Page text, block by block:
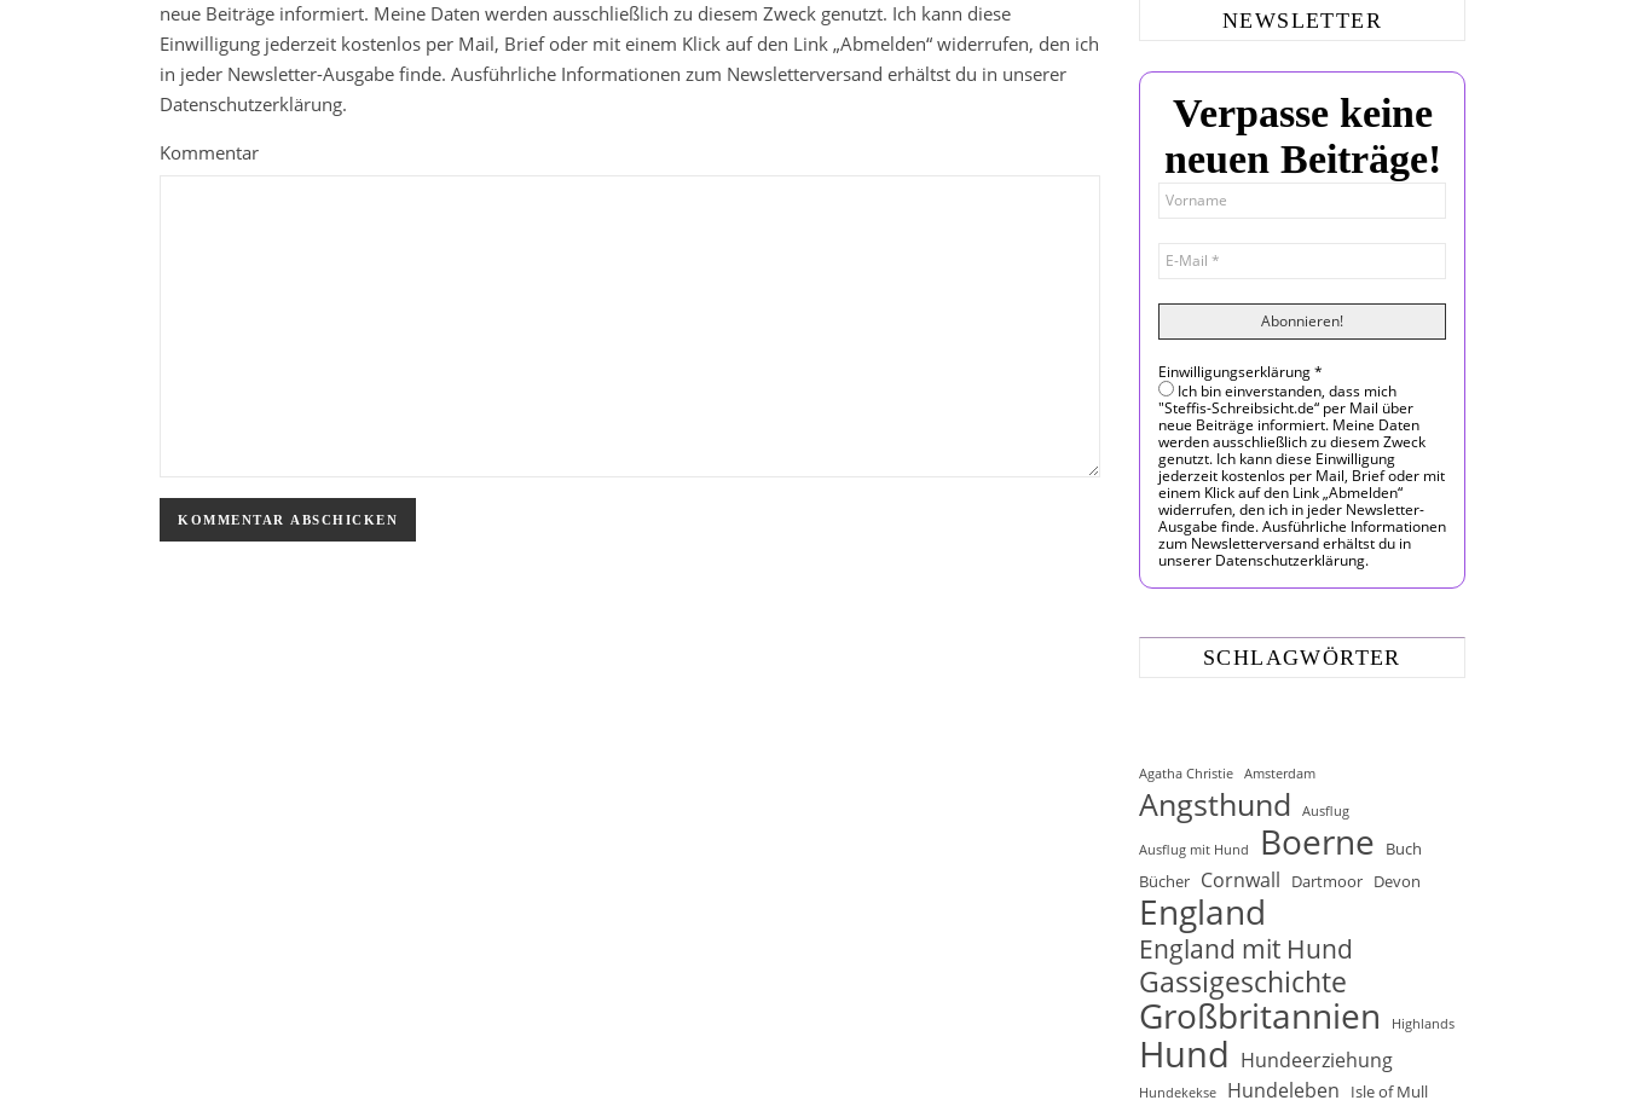
neue Beiträge informiert. Meine Daten werden ausschließlich zu diesem Zweck genutzt. Ich kann diese
Einwilligung jederzeit kostenlos per Mail, Brief oder mit einem Klick auf den Link „Abmelden“ widerrufen, den ich
in jeder Newsletter-Ausgabe finde. Ausführliche Informationen zum Newsletterversand erhältst du in unserer
Datenschutzerklärung.
Kommentar
NEWSLETTER
Verpasse keine
neuen Beiträge!
Einwilligungserklärung*
Ich bin einverstanden, dass mich
"Steffis-Schreibsicht.de“ per Mail über
neue Beiträge informiert. Meine Daten
werden ausschließlich zu diesem Zweck
genutzt. Ich kann diese Einwilligung
jederzeit kostenlos per Mail, Brief oder mit
einem Klick auf den Link „Abmelden“
widerrufen, den ich in jeder Newsletter-
Ausgabe finde. Ausführliche Informationen
zum Newsletterversand erhältst du in
unserer Datenschutzerklärung.
SCHLAGWÖRTER
Agatha Christie Amsterdam
Angsthund Ausflug
Ausflug mit Hund Boerne
Buch
Bücher Cornwall Dartmoor Devon
England
England mit Hund
Gassigeschichte
Großbritannien Highlands
Hund Hundeerziehung
Hundekekse Hundeleben Isle of Mull